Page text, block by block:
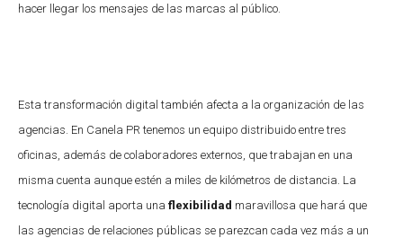
hacer llegar los mensajes de las marcas al público.
Esta transformación digital también afecta a la organización de las
agencias. En Canela PR tenemos un equipo distribuido entre tres
oficinas, además de colaboradores externos, que trabajan en una
misma cuenta aunque estén a miles de kilómetros de distancia. La
tecnología digital aporta una flexibilidad maravillosa que hará que
las agencias de relaciones públicas se parezcan cada vez más a un